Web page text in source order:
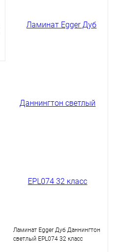
Ламинат Egger Дуб Даннингтон
светлый EPL074 32 класс